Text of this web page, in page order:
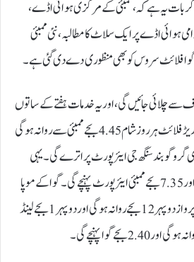
یہ ہے کہ، ممبئی کے مرکزی ہوائی اڈے،
ہوائی اڈے پر ایک سلاٹ کا مطالبہ، نئی ممبئی
فلائٹ سروس کو بھی منظوری دے دی گئی ہے۔
سے چلائی جائیں گی، اور یہ خدمات ہفتے کے ساتوں
دن دستیاب ہوں گی۔ ممبئی-ناندیڑ فلائٹ ہر روز شام 4.45 بجے ممبئی سے روانہ ہوگی
کے شری گرو گوبند سنگھ جی ایئرپورٹ پر اترے گی۔ یہی
پرواز شام 6.25 بجے روانہ ہوگی اور 7.35 بجے ممبئی ایئرپورٹ پہنچے گی۔ گوا کے موپا
ہوائی اڈے سے ناندیڑ پہنچنے والی پرواز دوپہر 12 بجے روانہ ہوگی اور دوپہر 1 بجے لینڈ